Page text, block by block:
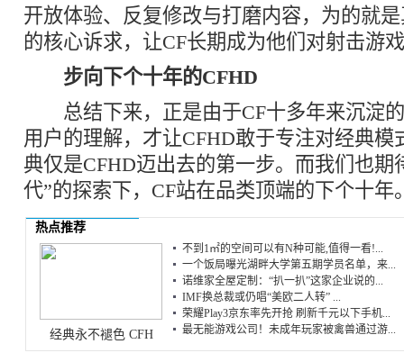
开放体验、反复修改与打磨内容，为的就
的核心诉求，让CF长期成为他们对射击游
步向下个十年的CFHD
总结下来，正是由于CF十多年来沉淀
用户的理解，才让CFHD敢于专注对经典模
典仅是CFHD迈出去的第一步。而我们也期
代”的探索下，CF站在品类顶端的下个十年
热点推荐
经典永不褪色 CFH
不到1㎡的空间可以有N种可能,值得一看!...
一个饭局曝光湖畔大学第五期学员名单，来...
诺维家全屋定制：“扒一扒”这家企业说的...
IMF换总裁或仍唱“美欧二人转” ...
荣耀Play3京东率先开抢 刷新千元以下手机...
最无能游戏公司！未成年玩家被禽兽通过游...